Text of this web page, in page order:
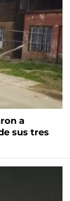
a
sus tres